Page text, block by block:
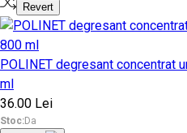
Revert
POLINET degresant concentrat
ml
36.00 Lei
Stoc:Da